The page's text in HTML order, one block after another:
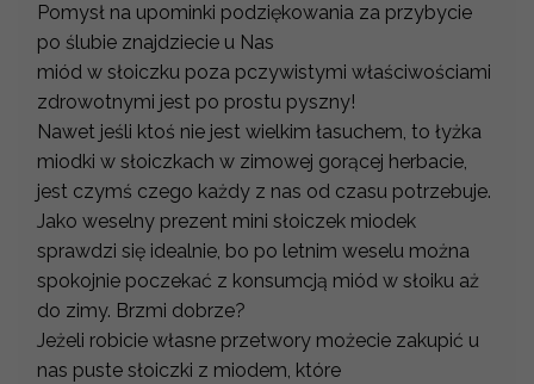
Pomysł na upominki podziękowania za przybycie
po ślubie znajdziecie u Nas
miód w słoiczku poza pczywistymi właściwościami
zdrowotnymi jest po prostu pyszny!
Nawet jeśli ktoś nie jest wielkim łasuchem, to łyżka
miodki w słoiczkach w zimowej gorącej herbacie,
jest czymś czego każdy z nas od czasu potrzebuje.
Jako weselny prezent mini słoiczek miodek
sprawdzi się idealnie, bo po letnim weselu można
spokojnie poczekać z konsumcją miód w słoiku aż
do zimy. Brzmi dobrze?
Jeżeli robicie własne przetwory możecie zakupić u
nas puste słoiczki z miodem, które